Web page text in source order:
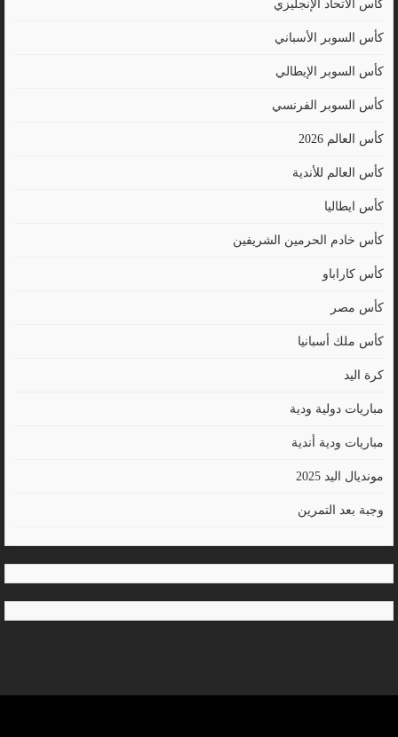
كأس الاتحاد الإنجليزي
كأس السوبر الأسباني
كأس السوبر الإيطالي
كأس السوبر الفرنسي
كأس العالم 2026
كأس العالم للأندية
كأس ايطاليا
كأس خادم الحرمين الشريفين
كأس كاراباو
كأس مصر
كأس ملك أسبانيا
كرة اليد
مباريات دولية ودية
مباريات ودية أندية
مونديال اليد 2025
وجبة بعد التمرين